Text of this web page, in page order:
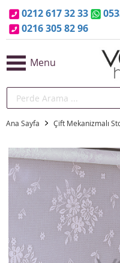
0212 617 32 33
0216 305 82 96
Menu
Ana Sayfa Çift Mekanizmalı